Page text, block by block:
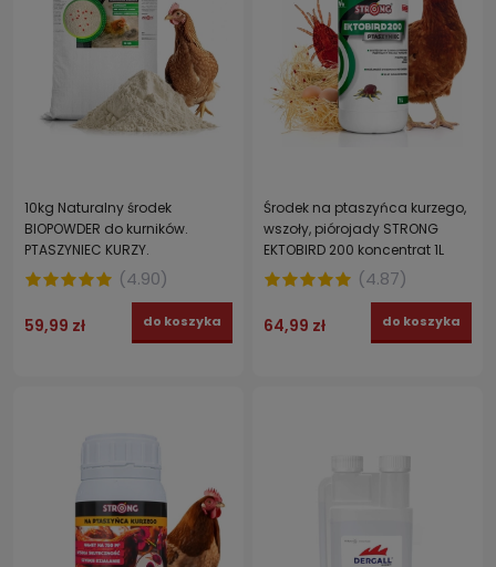
10kg Naturalny środek
BIOPOWDER do kurników.
PTASZYNIEC KURZY.
(4.90)
59,99 zł do koszyka
Środek na ptaszyńca kurzego,
wszoły, piórojady STRONG
EKTOBIRD 200 koncentrat 1L
(4.87)
64,99 zł do koszyka